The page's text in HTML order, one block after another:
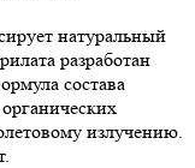
натуральный
разработан
состава
излучению.